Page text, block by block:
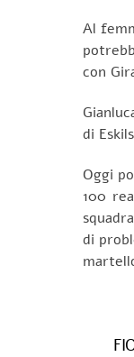
Al
con
di
Oggi
100
di